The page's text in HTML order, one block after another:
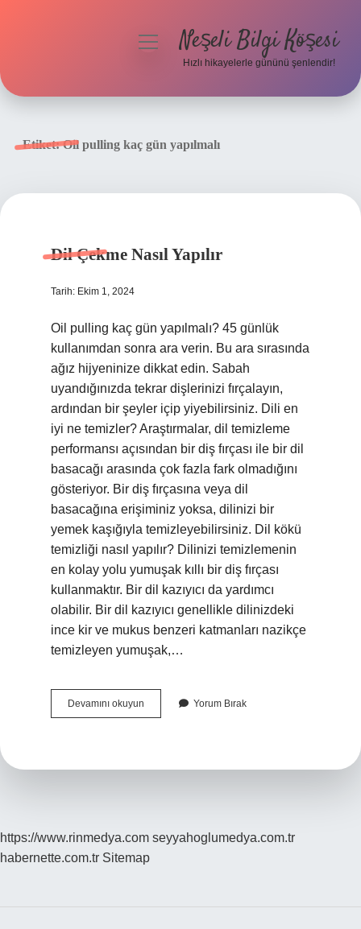
menüyüNeşeli Bilgi Köşesi
Hızlı hikayelerle gününü şenlendir!
Etiket:Oil pulling kaç gün yapılmalı
Dil Çekme Nasıl Yapılır
Tarih: Ekim 1, 2024
Oil pulling kaç gün yapılmalı? 45 günlük
kullanımdan sonra ara verin. Bu ara sırasında
ağız hijyeninize dikkat edin. Sabah
uyandığınızda tekrar dişlerinizi fırçalayın,
ardından bir şeyler içip yiyebilirsiniz. Dili en
iyi ne temizler? Araştırmalar, dil temizleme
performansı açısından bir diş fırçası ile bir dil
basacağı arasında çok fazla fark olmadığını
gösteriyor. Bir diş fırçasına veya dil
basacağına erişiminiz yoksa, dilinizi bir
yemek kaşığıyla temizleyebilirsiniz. Dil kökü
temizliği nasıl yapılır? Dilinizi temizlemenin
en kolay yolu yumuşak kıllı bir diş fırçası
kullanmaktır. Bir dil kazıyıcı da yardımcı
olabilir. Bir dil kazıyıcı genellikle dilinizdeki
ince kir ve mukus benzeri katmanları nazikçe
temizleyen yumuşak,…
Devamını okuyun
Çekme
Yorum Bırak
https://www.rinmedya.com seyyahoglumedya.com.tr
habernette.com.tr Sitemap